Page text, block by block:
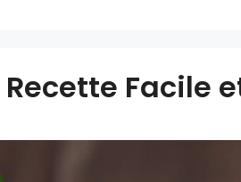
Facile